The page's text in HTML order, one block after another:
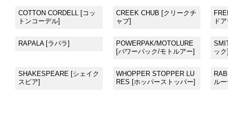
COTTON CORDELL [コッ
トンコーデル]
CREEK CHUB [クリークチ
ャブ]
ド
RAPALA [ラパラ]
POWERPAK/MOTOLURE
[パワーパック/モトルアー]
ッ
SHAKESPEARE [シェイク
スピア]
WHOPPER STOPPER LU
RES [ホッパーストッパー]
ル